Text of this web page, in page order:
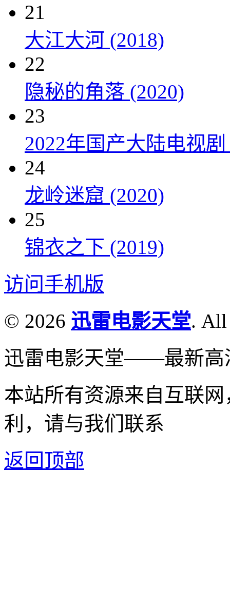
21
大江大河 (2018)
22
隐秘的角落 (2020)
23
2022年国产大陆电视
24
龙岭迷窟 (2020)
25
锦衣之下 (2019)
访问手机版
© 2026 迅雷电影天堂. All
迅雷电影天堂——最新高
本站所有资源来自互联
利，请与我们联系
返回顶部